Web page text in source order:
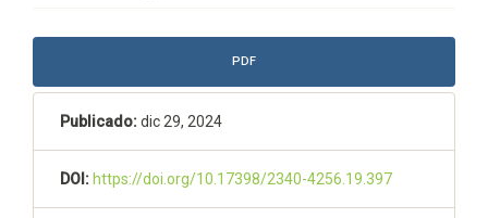
Barra
lateral
del
artículo
PDF
Publicado:dic 29, 2024
DOI: https://doi.org/10.17398/2340-4256.19.397